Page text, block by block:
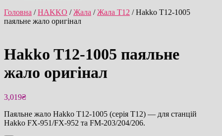
Головна /HAKKO /Жала /Жала T12 / Hakko T12-1005
паяльне жало оригінал
Hakko T12-1005 паяльне
жало оригінал
3,019₴
Паяльне жало Hakko T12-1005 (серія T12) — для станцій
Hakko FX-951/FX-952 та FM-203/204/206.